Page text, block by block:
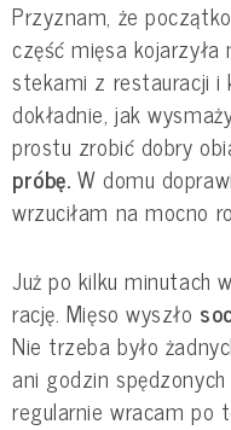
Przyznam, że
część mięsa
stekami z restauracji i
dokładnie, jak
prostu zrobić dobry
próbę. W domu
wrzuciłam na mocno
Już po kilku minutach
rację. Mięso wyszło
Nie trzeba było
ani godzin
regularnie wracam po